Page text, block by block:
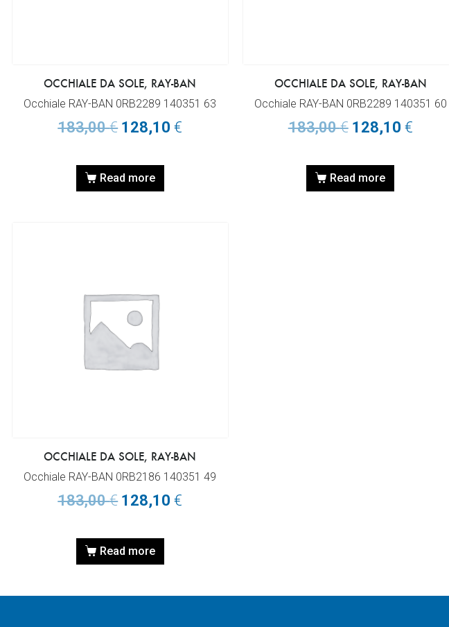
OCCHIALE DA SOLE, RAY-BAN
Occhiale RAY-BAN 0RB2289 140351 63
183,00€ 128,10€
Read more
OCCHIALE DA SOLE, RAY-BAN
Occhiale RAY-BAN 0RB2289 140351 60
183,00€ 128,10 €
Read more
OCCHIALE DA SOLE, RAY-BAN
Occhiale RAY-BAN 0RB2186 140351 49
183,00€ 128,10€
Read more